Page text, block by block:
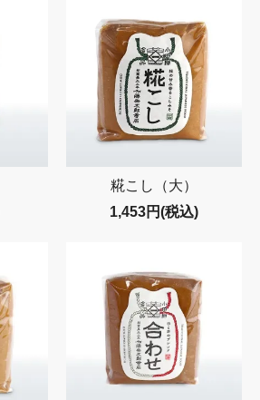
糀こし（大）
1,453円(税込)